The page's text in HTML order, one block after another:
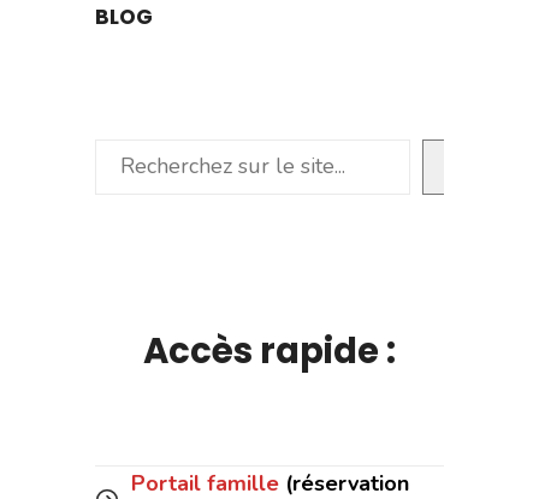
BLOG
Rechercher
Accès rapide :
Portail famille (réservation